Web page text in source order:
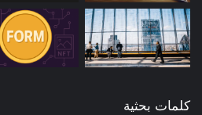
كلمات بحثية